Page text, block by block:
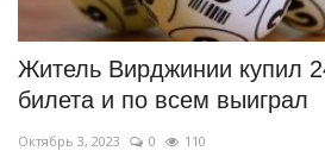
Житель Вирджинии купил
билета и по всем выиграл
Октябрь 3, 2023 0 110